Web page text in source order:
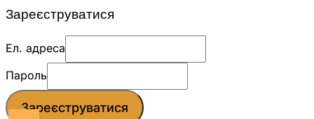
Зареєструватися
Ел. адреса
Пароль
Зареєструватися